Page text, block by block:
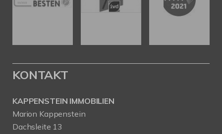
KONTAKT
KAPPENSTEIN IMMOBILIEN
Marion Kappenstein
Dachsleite 13